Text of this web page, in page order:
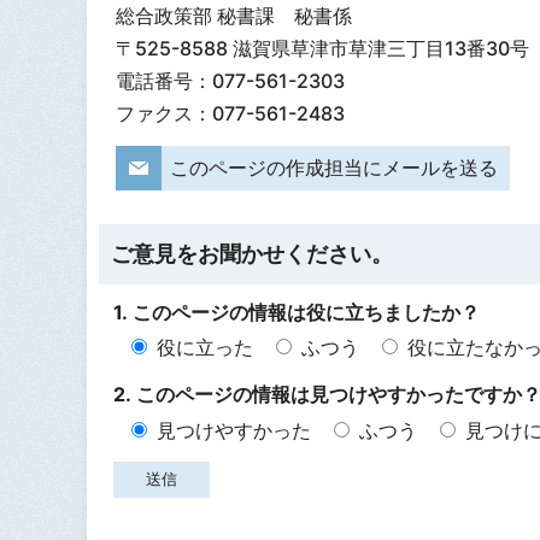
総合政策部 秘書課 秘書係
〒525-8588 滋賀県草津市草津三丁目13番30号
電話番号：077-561-2303
ファクス：077-561-2483
このページの作成担当にメールを送る
ご意見をお聞かせください。
1. このページの情報は役に立ちましたか？
役に立った
ふつう
役に立たなか
2. このページの情報は見つけやすかったですか？
見つけやすかった
ふつう 見つけ